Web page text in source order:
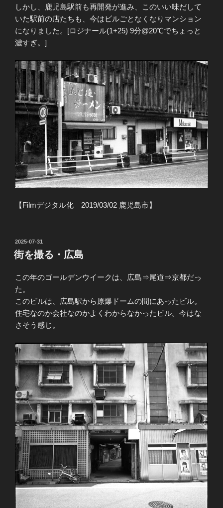
しかし、鹿児島駅前も再開発が進み、このいい味だして
いた駅前の店たちも、今はビルごとなくなりマンション
になりました。[ロジナール(1+25) 9分@20℃でちょっと
濃すぎ。]
【Filmデジタル化 2019/03/02 鹿児島市】
投
稿
日:
2025-07-31
街を撮る・広島
この年のゴールデンウイークは、広島⇒尾道⇒京都だっ
た。
このビルは、広島駅から原爆ドームの間にあったビル。
住宅なのか会社なのかよくわからなかったビル。今はな
さそう感じ。